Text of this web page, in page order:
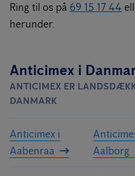
Ring til os på 69 15 17 44
herunder.
Anticimex i
ANTICIMEX ER
DANMARK
Anticimex i
Aabenraa
Aalborg